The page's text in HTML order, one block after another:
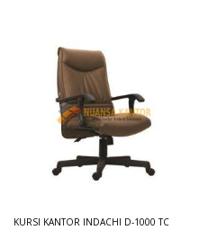
KURSI KANTOR INDACHI D-1000 TC